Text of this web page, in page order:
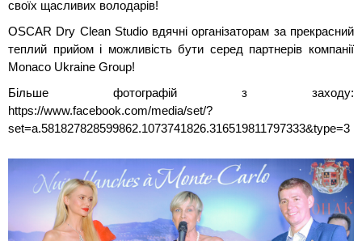
своїх щасливих володарів!
OSCAR Dry Clean Studio вдячні організаторам за прекрасний
теплий прийом і можливість бути серед партнерів компанії
Monaco Ukraine Group!
Більше фотографій з заходу:
https://www.facebook.com/media/set/?
set=a.581827828599862.1073741826.316519811797333&type=3